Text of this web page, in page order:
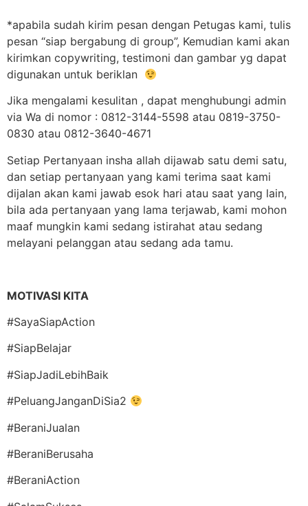
*apabila sudah kirim pesan dengan Petugas kami, tulis
pesan “siap bergabung di group”, Kemudian kami akan
kirimkan copywriting, testimoni dan gambar yg dapat
digunakan untuk beriklan
Jika mengalami kesulitan , dapat menghubungi admin
via Wa di nomor : 0812-3144-5598 atau 0819-3750-
0830 atau 0812-3640-4671
Setiap Pertanyaan insha allah dijawab satu demi satu,
dan setiap pertanyaan yang kami terima saat kami
dijalan akan kami jawab esok hari atau saat yang lain,
bila ada pertanyaan yang lama terjawab, kami mohon
maaf mungkin kami sedang istirahat atau sedang
melayani pelanggan atau sedang ada tamu.
MOTIVASI KITA
#SayaSiapAction
#SiapBelajar
#SiapJadiLebihBaik
#PeluangJanganDiSia2
#BeraniJualan
#BeraniBerusaha
#BeraniAction